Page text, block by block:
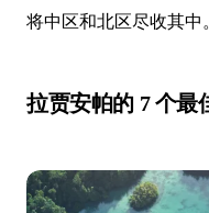
将中区和北区尽收其中
拉贾安帕的 7 个最